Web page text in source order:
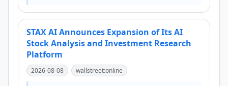
STAX AI Announces Expansion of Its AI
Stock Analysis and Investment Research
Platform
2026-08-08 wallstreet:online